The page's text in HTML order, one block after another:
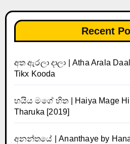
Recent
අත ඇරලා දාලා | Atha Arala
Tikx Kooda
හයිය මගේ හිත | Haiya Mage
Tharuka [2019]
අනන්තයේ | Ananthaye by